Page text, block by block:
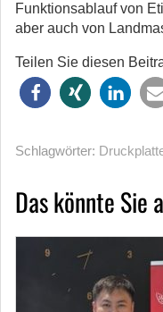
Funktionsablauf von
aber auch von
Teilen Sie diesen
Schlagwörter:
Das könnte Sie